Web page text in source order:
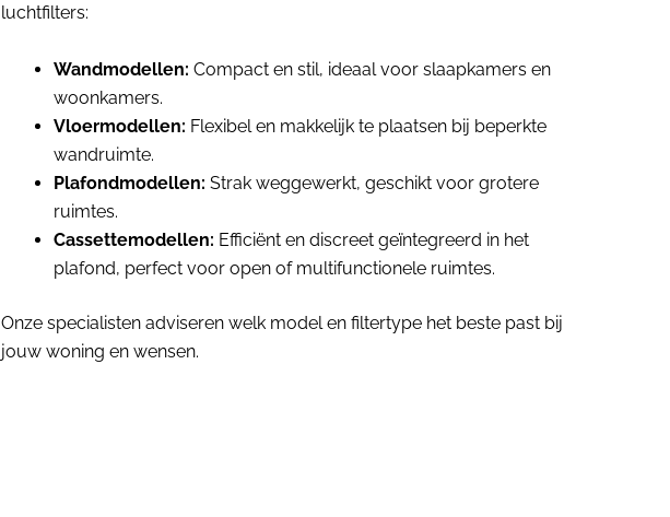
luchtfilters:
Wandmodellen: Compact en stil, ideaal voor slaapkamers en
woonkamers.
Vloermodellen: Flexibel en makkelijk te plaatsen bij beperkte
wandruimte.
Plafondmodellen: Strak weggewerkt, geschikt voor grotere
ruimtes.
Cassettemodellen: Efficiënt en discreet geïntegreerd in het
plafond, perfect voor open of multifunctionele ruimtes.
Onze specialisten adviseren welk model en filtertype het beste past bij
jouw woning en wensen.